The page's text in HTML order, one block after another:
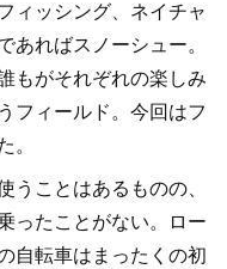
ィッシング、ネイチャ
ればスノーシュー。
もがそれぞれの楽しみ
フィールド。今回はフ
ことはあるものの、
ったことがない。ロー
自転車はまったくの初